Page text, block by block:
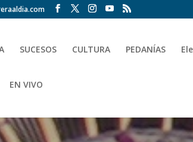
SUCESOS CULTURA PEDANÍAS
EN VIVO